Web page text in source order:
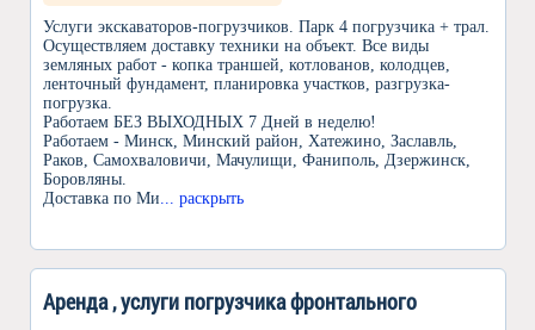
Услуги экскаваторов-погрузчиков. Парк 4 погрузчика + трал.
Осуществляем доставку техники на объект. Все виды
земляных работ - копка траншей, котлованов, колодцев,
ленточный фундамент, планировка участков, разгрузка-
погрузка.
Работаем БЕЗ ВЫХОДНЫХ 7 Дней в неделю!
Работаем - Минск, Минский район, Хатежино, Заславль,
Раков, Самохваловичи, Мачулищи, Фаниполь, Дзержинск,
Боровляны.
Доставка по Ми ... раскрыть
Аренда , услуги погрузчика фронтального